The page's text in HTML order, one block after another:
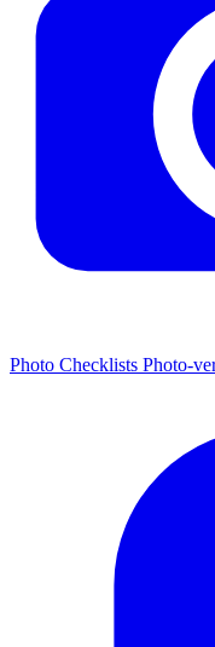
Photo Checklists Photo-